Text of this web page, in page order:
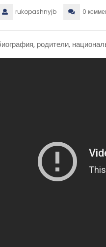
rukopashnyjb 0